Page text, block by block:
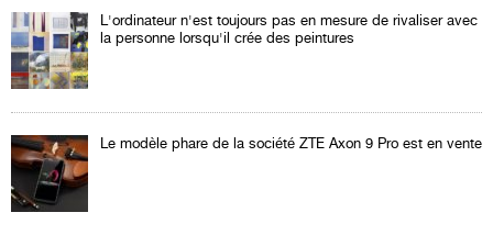
L'ordinateur n'est toujours pas en mesure de rivaliser avec
la personne lorsqu'il crée des peintures
Le modèle phare de la société ZTE Axon 9 Pro est en vente